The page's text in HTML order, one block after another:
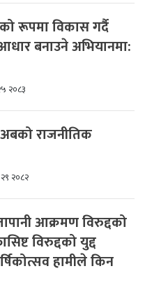
रूपमा विकास गर्दै
बनाउने अभियानमा:
२०८३
राजनीतिक
२०८२
आक्रमण विरुद्दको
विरुद्दको युद्द
हामीले किन